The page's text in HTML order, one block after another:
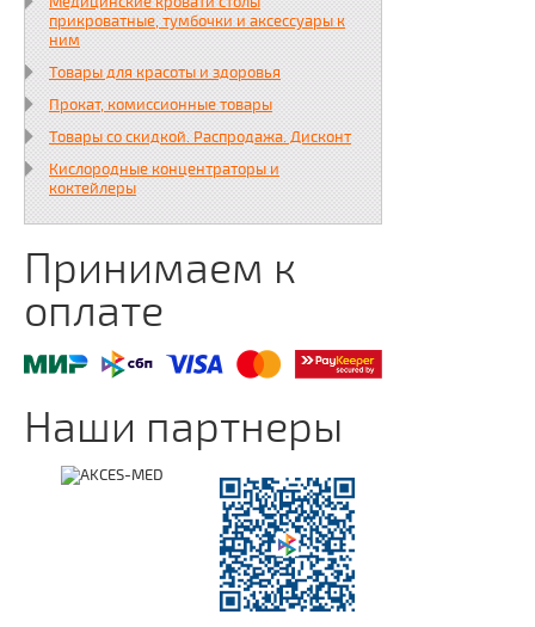
прикроватные, тумбочки и аксессуары к
ним
Товары для красоты и здоровья
Прокат, комиссионные товары
Товары со скидкой. Распродажа. Дисконт
Кислородные концентраторы и
коктейлеры
Принимаем к
оплате
Наши партнеры